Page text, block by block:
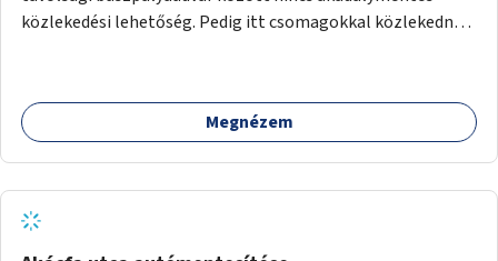
akciók, Fővárossal, kerületi összefogásokkal. Legyen
elismerő díj az adó 1%-ot begyűjtő civil szervezeteknek,
közlekedési lehetőség. Pedig itt csomagokkal közlekednek
hogy aztán több lépcsősort kelljen megtenni lefelé/felfelé
a buszpályaudvarra.
Megnézem